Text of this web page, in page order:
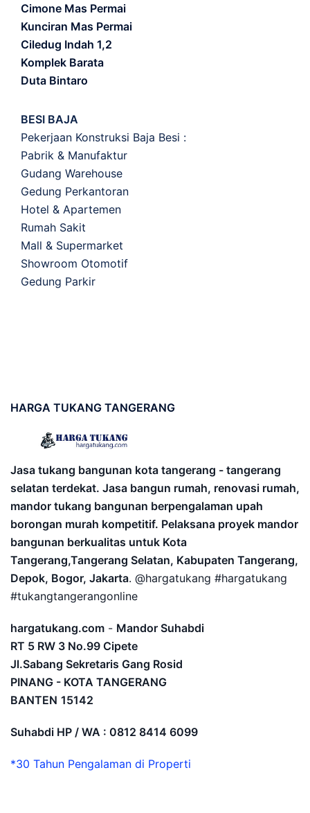
Cimone Mas Permai
Kunciran Mas Permai
Ciledug Indah 1,2
Komplek Barata
Duta Bintaro
BESI BAJA
Pekerjaan Konstruksi Baja Besi :
Pabrik & Manufaktur
Gudang Warehouse
Gedung Perkantoran
Hotel & Apartemen
Rumah Sakit
Mall & Supermarket
Showroom Otomotif
Gedung Parkir
HARGA TUKANG TANGERANG
Jasa tukang bangunan kota tangerang - tangerang
selatan terdekat. Jasa bangun rumah, renovasi rumah,
mandor tukang bangunan berpengalaman upah
borongan murah kompetitif. Pelaksana proyek mandor
bangunan berkualitas untuk Kota
Tangerang,Tangerang Selatan, Kabupaten Tangerang,
Depok, Bogor, Jakarta. @hargatukang #hargatukang
#tukangtangerangonline
hargatukang.com - Mandor Suhabdi
RT 5 RW 3 No.99 Cipete
Jl.Sabang Sekretaris Gang Rosid
PINANG - KOTA TANGERANG
BANTEN 15142
Suhabdi HP / WA : 0812 8414 6099
*30 Tahun Pengalaman di Properti